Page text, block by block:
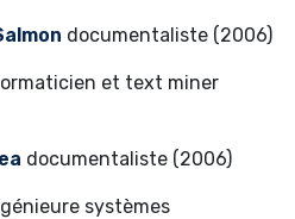
documentaliste (2006)
et text miner
documentaliste (2006)
systèmes